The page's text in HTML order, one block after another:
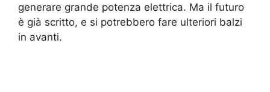
generare grande potenza elettrica. Ma il futuro
è già scritto, e si potrebbero fare ulteriori balzi
in avanti.